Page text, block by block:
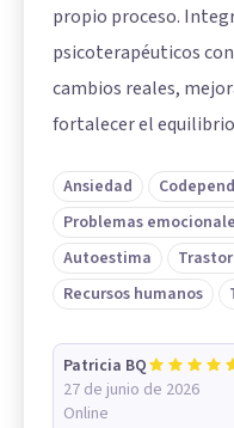
propio proceso.
psicoterapéuticos
cambios reales,
fortalecer el
Ansiedad
Problemas
Autoestima
Recursos humanos
Patricia BQ
27 de junio de 2026
Online